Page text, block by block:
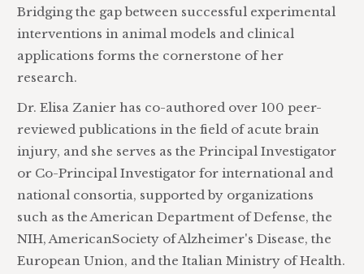
Bridging the gap between successful experimental
interventions in animal models and clinical
applications forms the cornerstone of her
research.
Dr. Elisa Zanier has co-authored over 100 peer-
reviewed publications in the field of acute brain
injury, and she serves as the Principal Investigator
or Co-Principal Investigator for international and
national consortia, supported by organizations
such as the American Department of Defense, the
NIH, AmericanSociety of Alzheimer's Disease, the
European Union, and the Italian Ministry of Health.